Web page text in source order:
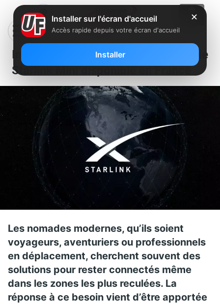
Internet pour les nomades : le
Starlink Mini disponible en France
Les nomades modernes, qu’ils soient
voyageurs, aventuriers ou professionnels
en déplacement, cherchent souvent des
solutions pour rester connectés même
dans les zones les plus reculées. La
réponse à ce besoin vient d’être apportée
✕
Installer sur l'écran d'accueil
Accès rapide depuis votre écran d'accueil
Installer